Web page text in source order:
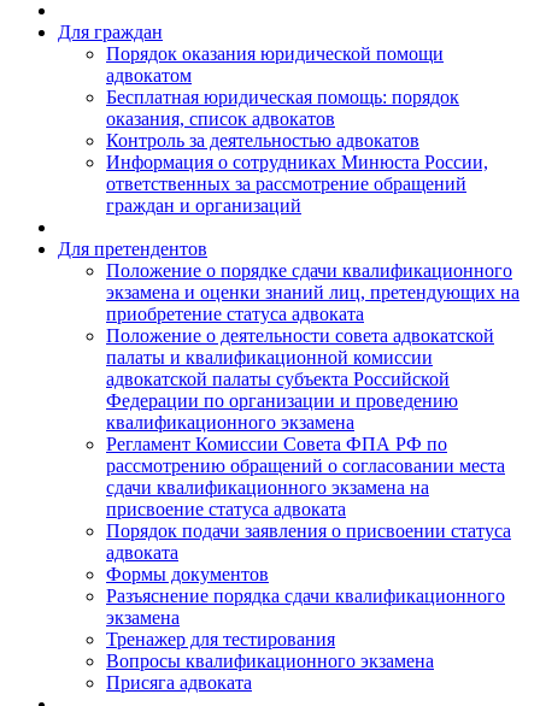
Для граждан
Порядок оказания юридической помощи
адвокатом
Бесплатная юридическая помощь: порядок
оказания, список адвокатов
Контроль за деятельностью адвокатов
Информация о сотрудниках Минюста России,
ответственных за рассмотрение обращений
граждан и организаций
Для претендентов
Положение о порядке сдачи квалификационного
экзамена и оценки знаний лиц, претендующих на
приобретение статуса адвоката
Положение о деятельности совета адвокатской
палаты и квалификационной комиссии
адвокатской палаты субъекта Российской
Федерации по организации и проведению
квалификационного экзамена
Регламент Комиссии Совета ФПА РФ по
рассмотрению обращений о согласовании места
сдачи квалификационного экзамена на
присвоение статуса адвоката
Порядок подачи заявления о присвоении статуса
адвоката
Формы документов
Разъяснение порядка сдачи квалификационного
экзамена
Тренажер для тестирования
Вопросы квалификационного экзамена
Присяга адвоката